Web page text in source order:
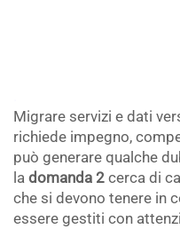
Migrare servizi e dati
richiede impegno,
può generare qualche
la domanda 2 cerca di
che si devono tenere in
essere gestiti con